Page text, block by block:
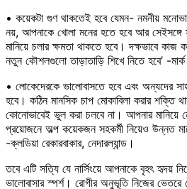
• কয়েকটা গুণ থাকতেই হবে যেমন- নমনীয়
নয়, আপনাকে খোলা মনের হতে হবে আর সেইসঙ্গে
মানিয়ে চলার ক্ষমতা থাকতে হবে। দক্ষভাবে
নতুন কৌশলগুলো তাড়াতাড়ি শিখে নিতে হবে’ -মার্ক
• লোকেদেরকে ভালোবাসতে হবে এবং অন্যদের
হবে। কঠিন মানসিক চাপ মোকাবিলা করার শক্তি
কোনোভাবেই ভুল করা চলবে না। আপনার মানিয়ে
প্রয়োজনে অল্প কয়েকজন সহকর্মী নিয়েও উন্নত
-ক্লডিয়া রেকারবাকার, নেদারল্যান্ড।
তবে এটি সত্যি যে নার্সিংয়ে আপনাকে বৃহৎ হৃদয়
ভালোবাসার স্পর্শ। রোগীর অনুভূতি নিজের